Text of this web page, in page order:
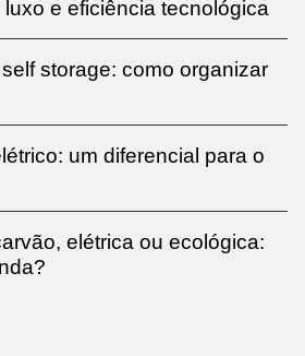
e eficiência tecnológica
storage: como organizar
um diferencial para o
elétrica ou ecológica: